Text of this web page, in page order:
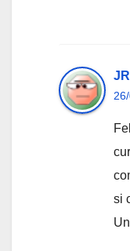
si